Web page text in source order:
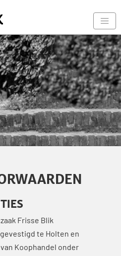
Frisse Blik - Naar de
Frisse Blik
te Holten en
Koophandel onder